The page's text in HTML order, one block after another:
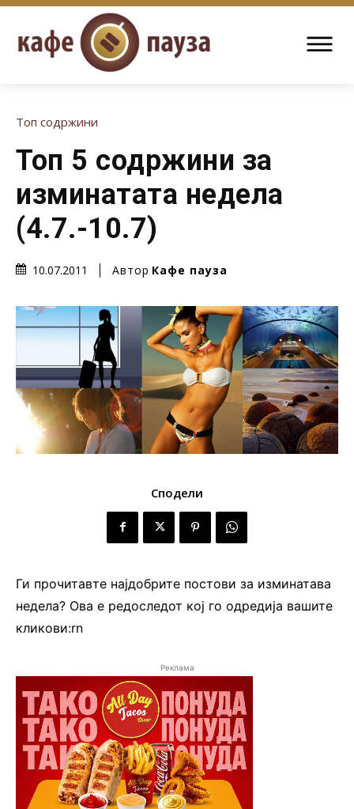
Топ содржини
Топ 5 содржини за
изминатата недела
(4.7.-10.7)
10.07.2011 Автор Кафе пауза
Сподели
Ги прочитавте најдобрите постови за изминатава
недела? Ова е редоследот кој го одредија вашите
кликови:rn
Реклама